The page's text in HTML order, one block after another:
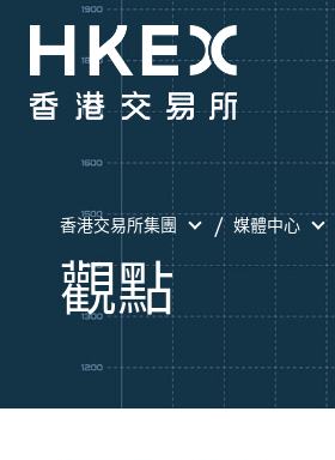
香港交易所集團 媒體中心
觀點